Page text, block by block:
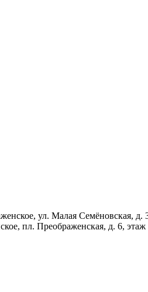
ул. Малая Семёновская, д.
пл. Преображенская, д. 6, этаж